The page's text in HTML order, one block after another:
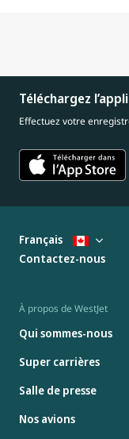
Téléchargez
Effectuez votre
À propos de WestJet
Qui sommes-nous
Super carrières
Salle de presse
Nos avions
Français
Contactez-nous